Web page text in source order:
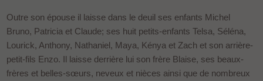
Outre son épouse il laisse dans le deuil ses enfants Michel
Bruno, Patricia et Claude; ses huit petits-enfants Telsa, Séléna,
Lourick, Anthony, Nathaniel, Maya, Kénya et Zach et son arrière-
petit-fils Enzo. Il laisse derrière lui son frère Blaise, ses beaux-
frères et belles-sœurs, neveux et nièces ainsi que de nombreux